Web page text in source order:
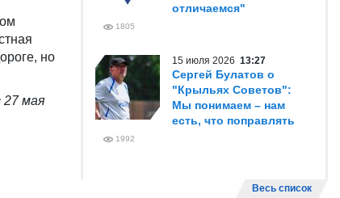
но
27 мая
отличаемся"
1805
15 июля 2026 13:27
Сергей Булатов о
"Крыльях Советов":
Мы понимаем – нам
есть, что поправлять
1992
Весь список